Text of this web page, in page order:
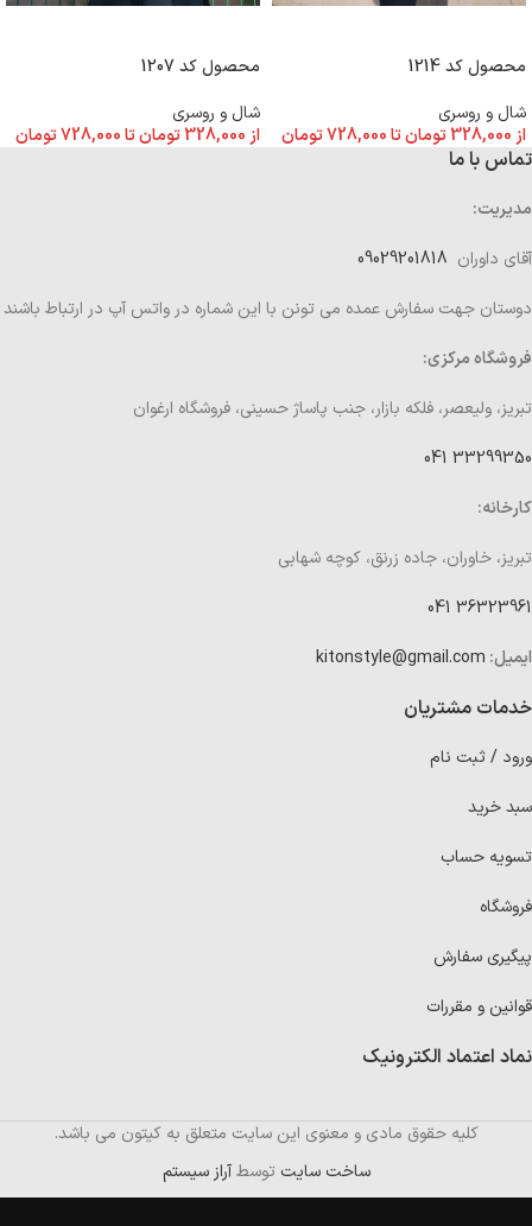
محصول کد 1214
شال و روسری
از 328,000تومانتا728,000تومان
محصول کد 1207
شال و روسری
از 328,000تومانتا728,000تومان
تماس با ما
مدیریت:
آقای داوران
دوستان جهت سفارش عمده می تونن با این شماره در واتس آپ در ارتباط باشند
فروشگاه مرکزی:
تبریز، ولیعصر، فلکه بازار، جنب پاساژ حسینی، فروشگاه ارغوان
33299350 041
کارخانه:
تبریز، خاوران، جاده زرنق، کوچه شهابی
36323961 041
ایمیل: kitonstyle@gmail.com
خدمات مشتریان
ورود / ثبت نام
سبد خرید
تسویه حساب
فروشگاه
پیگیری سفارش
قوانین و مقررات
نماد اعتماد الکترونیک
کلیه حقوق مادی و معنوی این سایت متعلق به کیتون می باشد.
ساخت سایت توسطآراز سیستم